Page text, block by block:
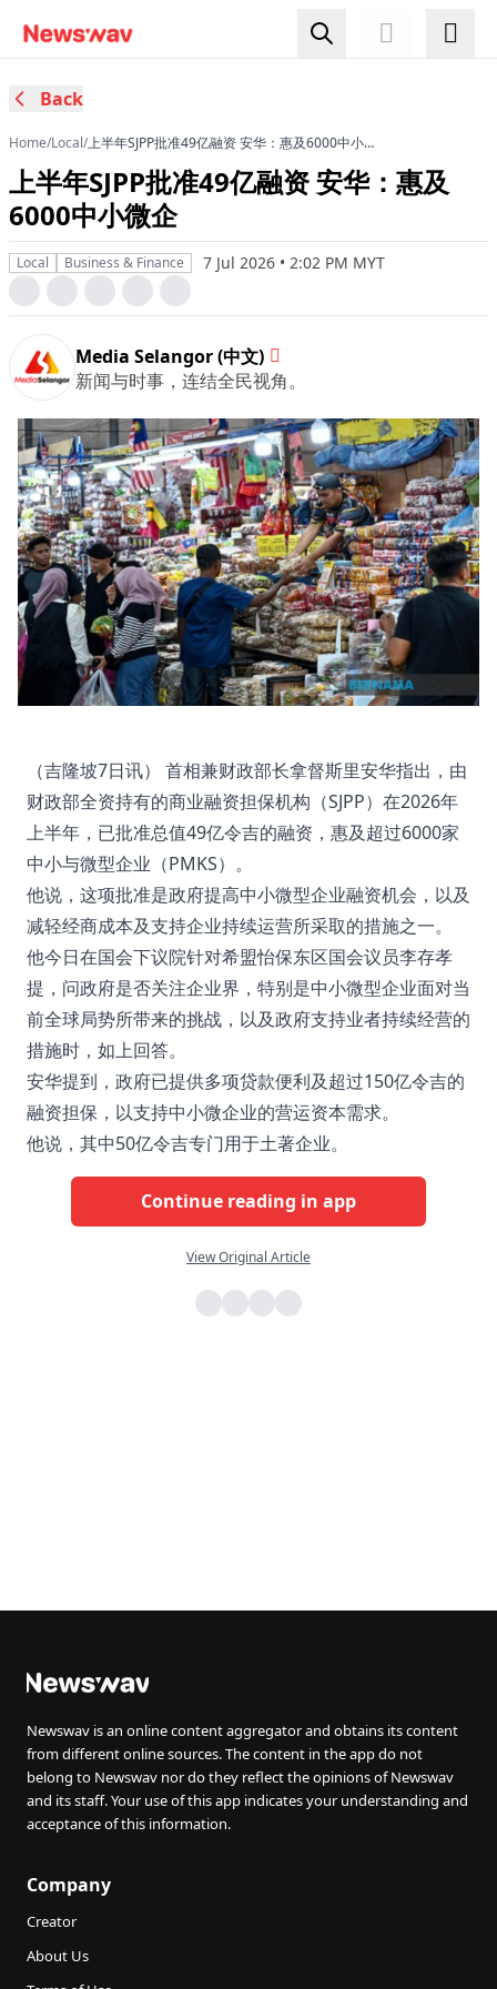
Back
Home/Local/上半年SJPP批准49亿融资 安华：惠及6000中小微
上半年SJPP批准49亿融资 安华：惠及
6000中小微企
Local Business & Finance 7 Jul 2026 • 2:02 PM MYT
Media Selangor (中文)
新闻与时事，连结全民视角。
（吉隆坡7日讯） 首相兼财政部长拿督斯里安华指出，由
财政部全资持有的商业融资担保机构（SJPP）在2026年
上半年，已批准总值49亿令吉的融资，惠及超过6000家
中小与微型企业（PMKS）。
他说，这项批准是政府提高中小微型企业融资机会，以及
减轻经商成本及支持企业持续运营所采取的措施之一。
他今日在国会下议院针对希盟怡保东区国会议员李存孝
提，问政府是否关注企业界，特别是中小微型企业面对当
前全球局势所带来的挑战，以及政府支持业者持续经营的
措施时，如上回答。
安华提到，政府已提供多项贷款便利及超过150亿令吉的
融资担保，以支持中小微企业的营运资本需求。
他说，其中50亿令吉专门用于土著企业。
Continue reading in app
View Original Article
Newswav is an online content aggregator and obtains its content
from different online sources. The content in the app do not
belong to Newswav nor do they reflect the opinions of Newswav
and its staff. Your use of this app indicates your understanding and
acceptance of this information.
Company
Creator
About Us